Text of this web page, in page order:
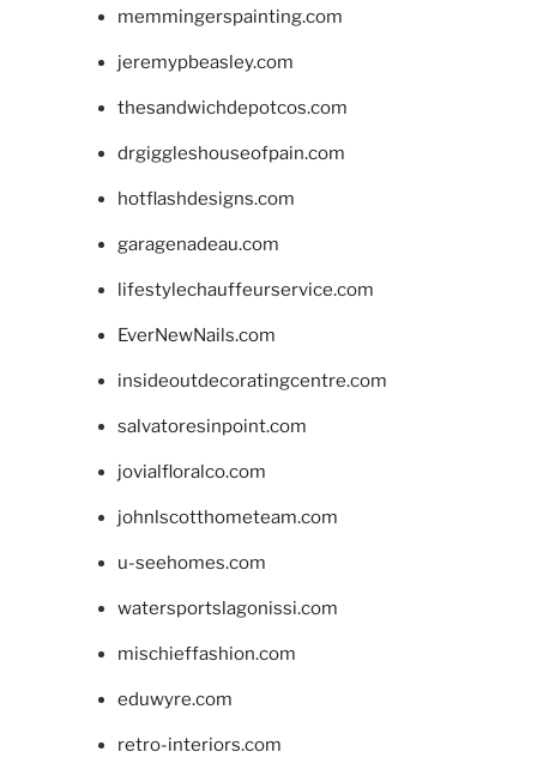
memmingerspainting.com
jeremypbeasley.com
thesandwichdepotcos.com
drgiggleshouseofpain.com
hotflashdesigns.com
garagenadeau.com
lifestylechauffeurservice.com
EverNewNails.com
insideoutdecoratingcentre.com
salvatoresinpoint.com
jovialfloralco.com
johnlscotthometeam.com
u-seehomes.com
watersportslagonissi.com
mischieffashion.com
eduwyre.com
retro-interiors.com